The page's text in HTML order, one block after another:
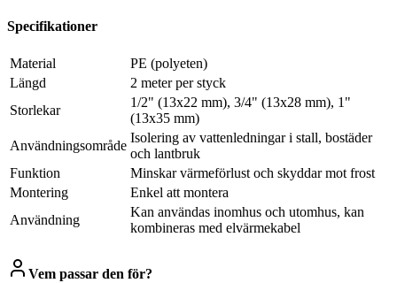
Specifikationer
Material
PE (polyeten)
Längd
2 meter per styck
Storlekar
1/2" (13x22 mm), 3/4" (13x28 mm), 1"
(13x35 mm)
Användningsområde
Isolering av vattenledningar i stall, bostäder
och lantbruk
Funktion
Minskar värmeförlust och skyddar mot frost
Montering
Enkel att montera
Användning
Kan användas inomhus och utomhus, kan
kombineras med elvärmekabel
Vem passar den för?